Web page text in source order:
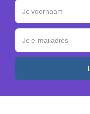
Schrijf je in en
Je voornaam
Je e-mailadres